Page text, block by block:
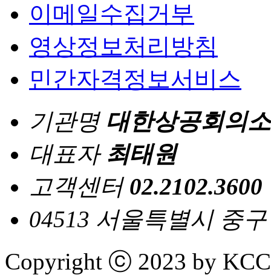
이메일수집거부
영상정보처리방침
민간자격정보서비스
기관명 대한상공회의소
대표자 최태원
고객센터 02.2102.3600
04513 서울특별시 중
Copyright ⓒ 2023 by